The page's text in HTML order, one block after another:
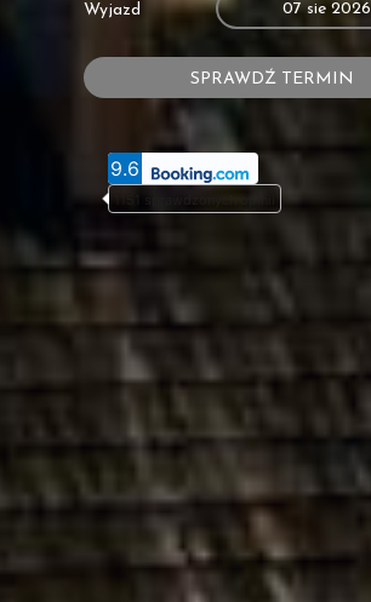
Wyjazd 07 sie 2026
SPRAWDŹ TERMIN
9.6